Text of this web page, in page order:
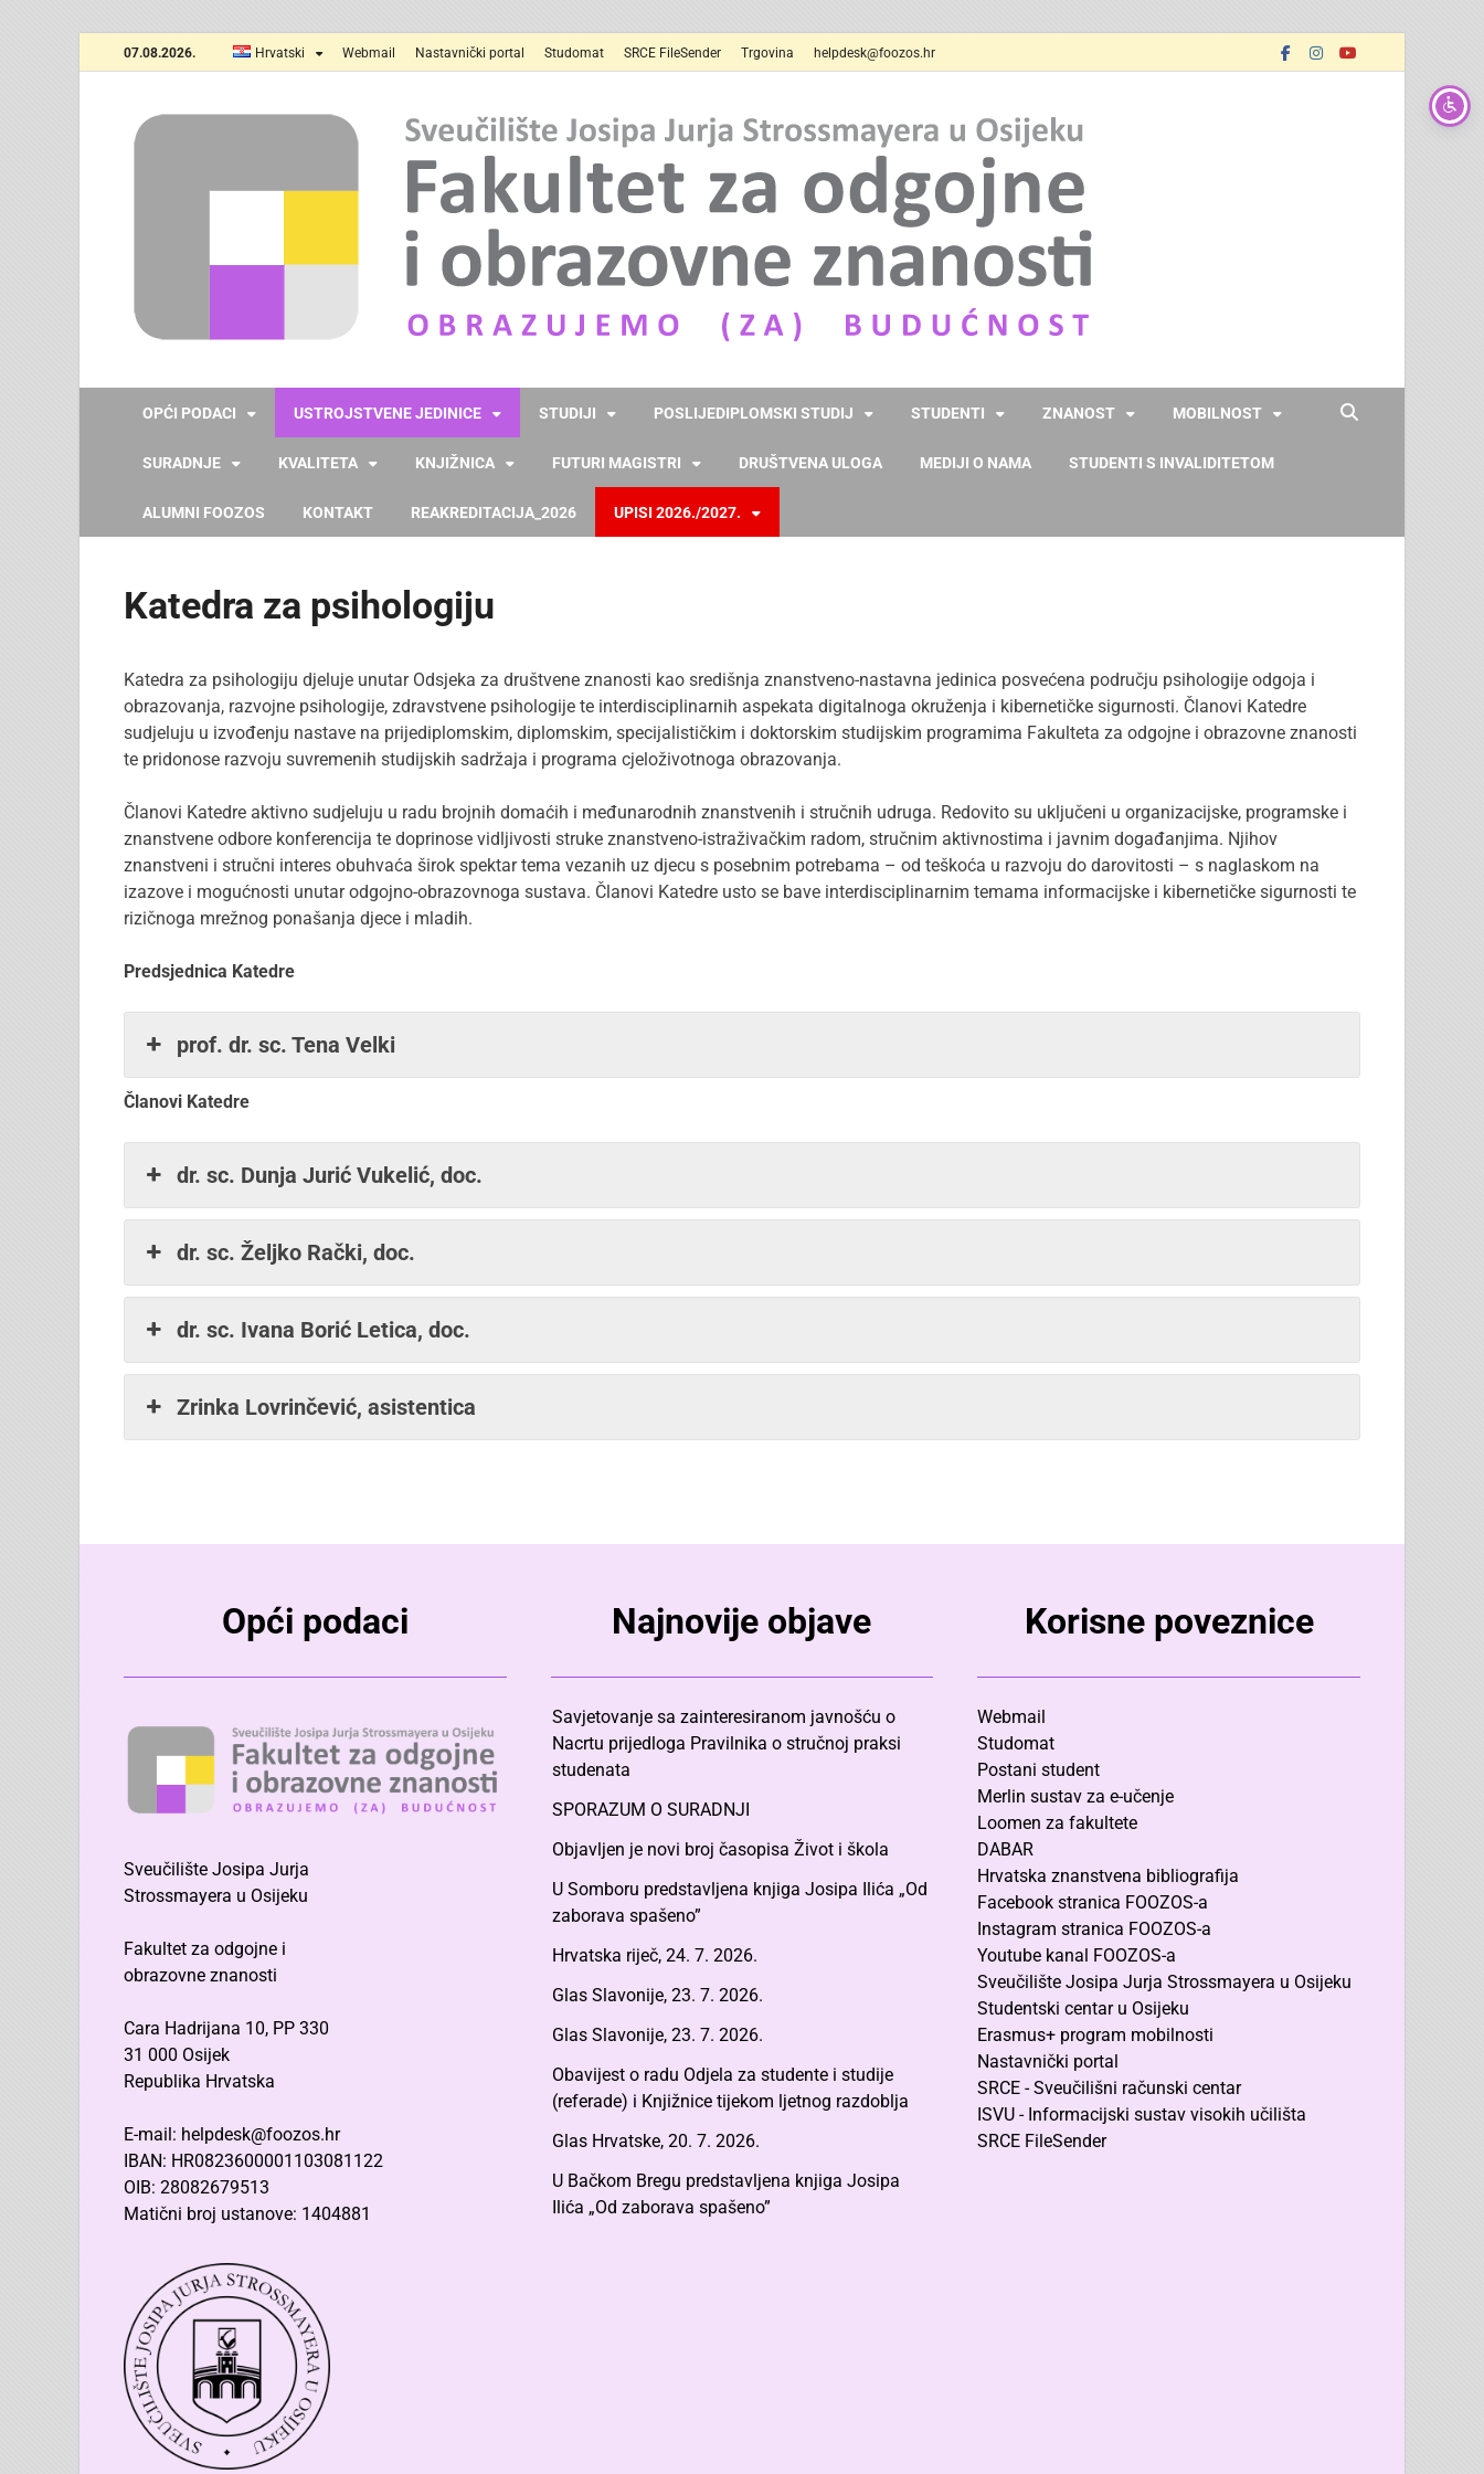
07.08.2026. Hrvatski Webmail Nastavnički portal Studomat SRCE FileSender Trgovina helpdesk@foozos.hr
OPĆI PODACI USTROJSTVENE JEDINICE STUDIJI POSLIJEDIPLOMSKI STUDIJ STUDENTI ZNANOST MOBILNOST
SURADNJE KVALITETA KNJIŽNICA FUTURI MAGISTRI DRUŠTVENA ULOGA MEDIJI O NAMA STUDENTI S INVALIDITETOM
ALUMNI FOOZOS KONTAKT REAKREDITACIJA_2026 UPISI 2026./2027.
Katedra za psihologiju
Katedra za psihologiju djeluje unutar Odsjeka za društvene znanosti kao središnja znanstveno-nastavna jedinica posvećena području psihologije odgoja i
obrazovanja, razvojne psihologije, zdravstvene psihologije te interdisciplinarnih aspekata digitalnoga okruženja i kibernetičke sigurnosti. Članovi Katedre
sudjeluju u izvođenju nastave na prijediplomskim, diplomskim, specijalističkim i doktorskim studijskim programima Fakulteta za odgojne i obrazovne znanosti
te pridonose razvoju suvremenih studijskih sadržaja i programa cjeloživotnoga obrazovanja.
Članovi Katedre aktivno sudjeluju u radu brojnih domaćih i međunarodnih znanstvenih i stručnih udruga. Redovito su uključeni u organizacijske, programske i
znanstvene odbore konferencija te doprinose vidljivosti struke znanstveno-istraživačkim radom, stručnim aktivnostima i javnim događanjima. Njihov
znanstveni i stručni interes obuhvaća širok spektar tema vezanih uz djecu s posebnim potrebama – od teškoća u razvoju do darovitosti – s naglaskom na
izazove i mogućnosti unutar odgojno-obrazovnoga sustava. Članovi Katedre usto se bave interdisciplinarnim temama informacijske i kibernetičke sigurnosti te
rizičnoga mrežnog ponašanja djece i mladih.
Predsjednica Katedre
prof. dr. sc. Tena Velki
Članovi Katedre
dr. sc. Dunja Jurić Vukelić, doc.
dr. sc. Željko Rački, doc.
dr. sc. Ivana Borić Letica, doc.
Zrinka Lovrinčević, asistentica
Opći podaci
Sveučilište Josipa Jurja
Strossmayera u Osijeku
Fakultet za odgojne i
obrazovne znanosti
Cara Hadrijana 10, PP 330
31 000 Osijek
Republika Hrvatska
E-mail: helpdesk@foozos.hr
IBAN: HR0823600001103081122
OIB: 28082679513
Matični broj ustanove: 1404881
Najnovije objave
Savjetovanje sa zainteresiranom javnošću o
Nacrtu prijedloga Pravilnika o stručnoj praksi
studenata
SPORAZUM O SURADNJI
Objavljen je novi broj časopisa Život i škola
U Somboru predstavljena knjiga Josipa Ilića „Od
zaborava spašeno”
Hrvatska riječ, 24. 7. 2026.
Glas Slavonije, 23. 7. 2026.
Glas Slavonije, 23. 7. 2026.
Obavijest o radu Odjela za studente i studije
(referade) i Knjižnice tijekom ljetnog razdoblja
Glas Hrvatske, 20. 7. 2026.
U Bačkom Bregu predstavljena knjiga Josipa
Ilića „Od zaborava spašeno”
Korisne poveznice
Webmail
Studomat
Postani student
Merlin sustav za e-učenje
Loomen za fakultete
DABAR
Hrvatska znanstvena bibliografija
Facebook stranica FOOZOS-a
Instagram stranica FOOZOS-a
Youtube kanal FOOZOS-a
Sveučilište Josipa Jurja Strossmayera u Osijeku
Studentski centar u Osijeku
Erasmus+ program mobilnosti
Nastavnički portal
SRCE - Sveučilišni računski centar
ISVU - Informacijski sustav visokih učilišta
SRCE FileSender